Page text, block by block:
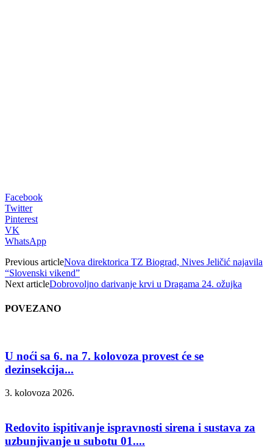
Facebook
Twitter
Pinterest
VK
WhatsApp
Previous articleNova direktorica TZ Biograd, Nives Jeličić najavila
“Slovenski vikend”
Next articleDobrovoljno darivanje krvi u Dragama 24. ožujka
POVEZANO
U noći sa 6. na 7. kolovoza provest će se
dezinsekcija...
3. kolovoza 2026.
Redovito ispitivanje ispravnosti sirena i sustava za
uzbunjivanje u subotu 01....